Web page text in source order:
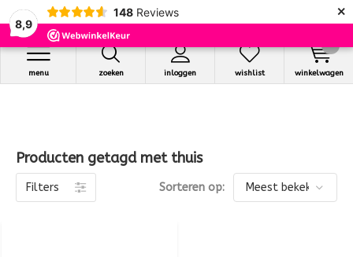
8,9
148 Reviews ×
zoeken inloggen
menu wishlist winkelwagen
Producten getagd met thuis
Filters Sorteren op: